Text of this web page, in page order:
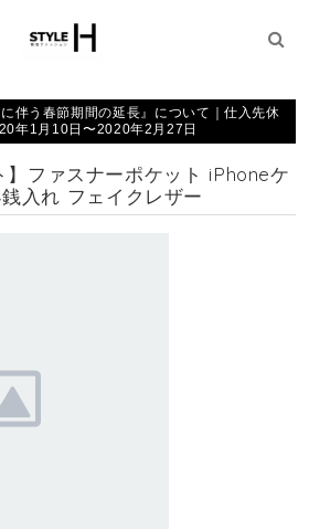
伴う春節期間の延長』について｜仕入先休
年1月10日〜2020年2月27日
】ファスナーポケット iPhoneケ
入れ フェイクレザー